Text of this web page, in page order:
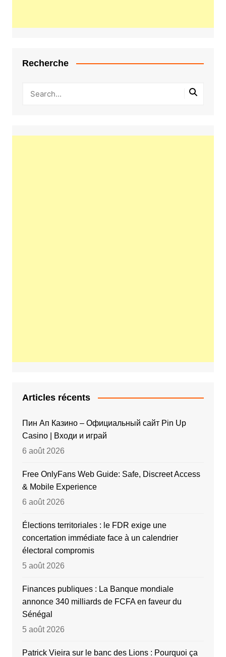
Recherche
Articles récents
Пин Ап Казино – Официальный сайт Pin Up
Casino | Входи и играй
6 août 2026
Free OnlyFans Web Guide: Safe, Discreet Access
& Mobile Experience
6 août 2026
Élections territoriales : le FDR exige une
concertation immédiate face à un calendrier
électoral compromis
5 août 2026
Finances publiques : La Banque mondiale
annonce 340 milliards de FCFA en faveur du
Sénégal
5 août 2026
Patrick Vieira sur le banc des Lions : Pourquoi ça